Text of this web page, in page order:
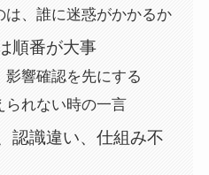
は、誰に迷惑がかかるか
順番が大事
影響確認を先にする
られない時の一言
認識違い、仕組み不